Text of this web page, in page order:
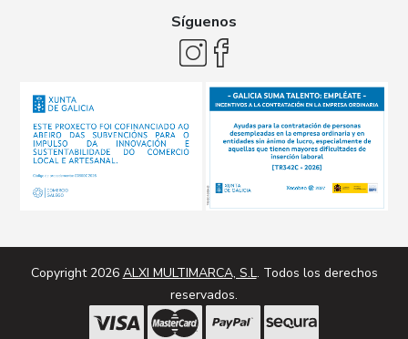
Síguenos
Copyright 2026 ALXI MULTIMARCA, S.L. Todos los derechos
reservados.